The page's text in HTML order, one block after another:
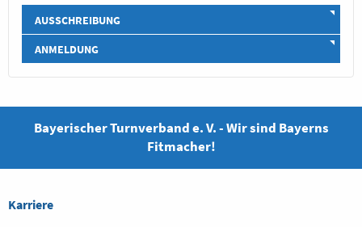
AUSSCHREIBUNG
ANMELDUNG
Bayerischer Turnverband e. V. - Wir sind Bayerns
Fitmacher!
Karriere